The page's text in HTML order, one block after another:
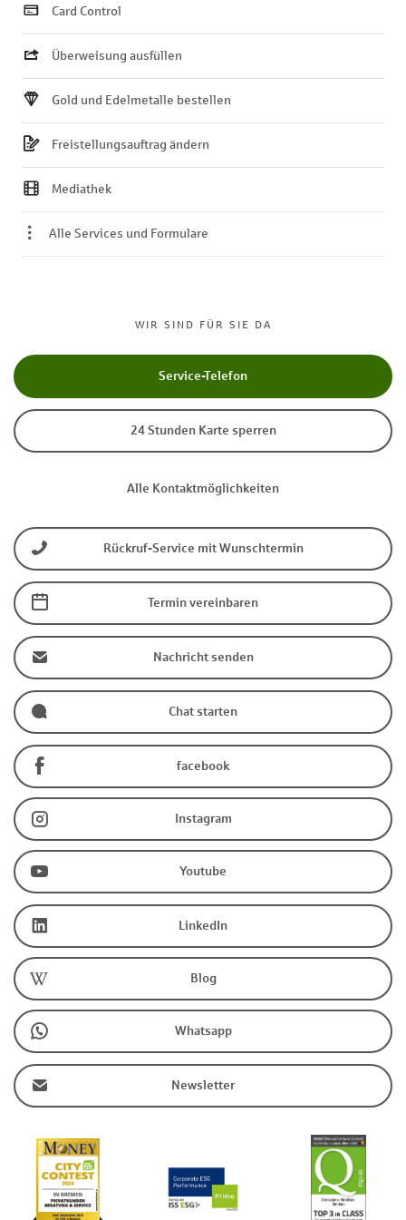
WIR SIND FÜR SIE DA
Service-Telefon
24 Stunden Karte sperren
Alle Kontaktmöglichkeiten
Rückruf-Service mit Wunschtermin
Termin vereinbaren
Nachricht senden
Chat starten
facebook
Instagram
Youtube
LinkedIn
Blog
Whatsapp
Newsletter
Card Control
Überweisung ausfüllen
Gold und Edelmetalle bestellen
Freistellungsauftrag ändern
Mediathek
Alle Services und Formulare